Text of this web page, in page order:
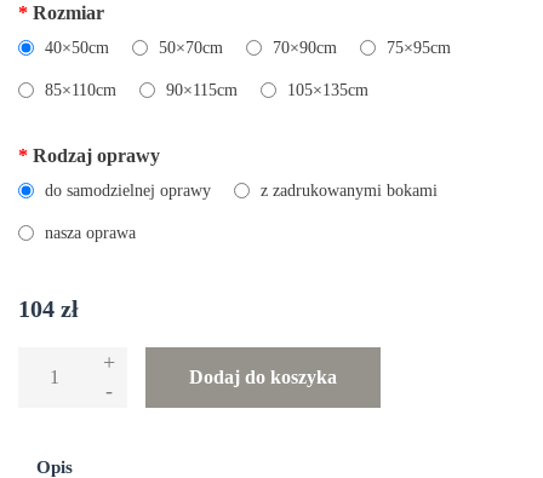
* Rozmiar
40×50cm 50×70cm 70×90cm 75×95cm
85×110cm 90×115cm 105×135cm
* Rodzaj oprawy
do samodzielnej oprawy z zadrukowanymi bokami
nasza oprawa
104 zł
Reprodukcja
„Wędrowiec
+
-
Dodaj do koszyka
Opis